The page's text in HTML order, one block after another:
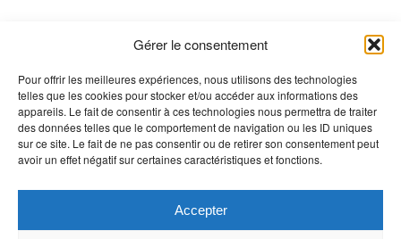
Gérer le consentement
Pour offrir les meilleures expériences, nous utilisons des technologies
telles que les cookies pour stocker et/ou accéder aux informations des
appareils. Le fait de consentir à ces technologies nous permettra de traiter
des données telles que le comportement de navigation ou les ID uniques
sur ce site. Le fait de ne pas consentir ou de retirer son consentement peut
avoir un effet négatif sur certaines caractéristiques et fonctions.
Accepter